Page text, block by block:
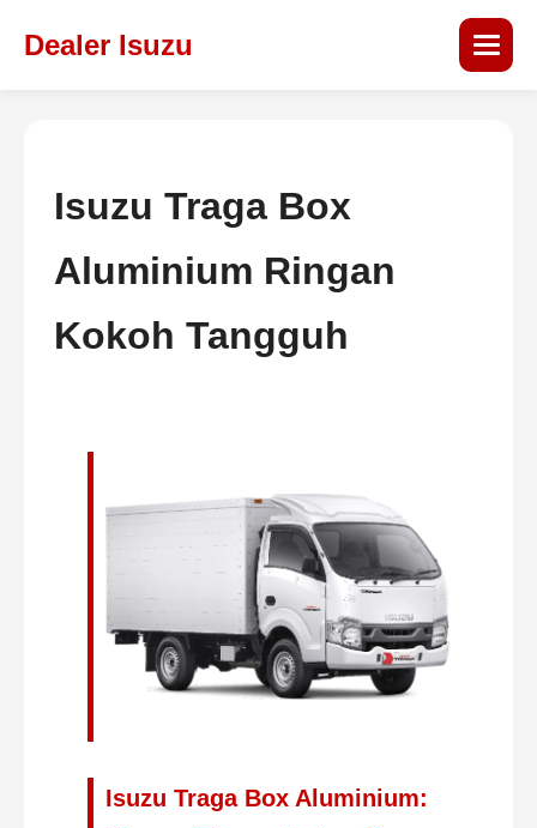
Dealer Isuzu
Isuzu Traga Box
Aluminium Ringan
Kokoh Tangguh
Isuzu Traga Box Aluminium: